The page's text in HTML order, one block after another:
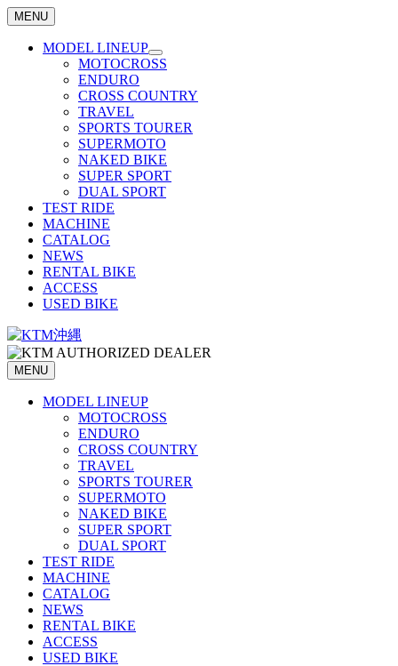
MENU
MODEL LINEUP
MOTOCROSS
ENDURO
CROSS COUNTRY
TRAVEL
SPORTS TOURER
SUPERMOTO
NAKED BIKE
SUPER SPORT
DUAL SPORT
TEST RIDE
MACHINE
CATALOG
NEWS
RENTAL BIKE
ACCESS
USED BIKE
MENU
MODEL LINEUP
MOTOCROSS
ENDURO
CROSS COUNTRY
TRAVEL
SPORTS TOURER
SUPERMOTO
NAKED BIKE
SUPER SPORT
DUAL SPORT
TEST RIDE
MACHINE
CATALOG
NEWS
RENTAL BIKE
ACCESS
USED BIKE